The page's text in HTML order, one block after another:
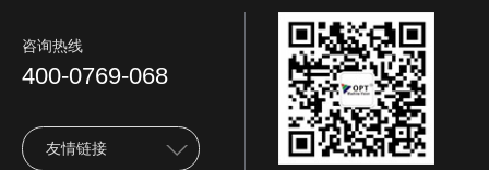
咨询热线
400-0769-068
友情链接